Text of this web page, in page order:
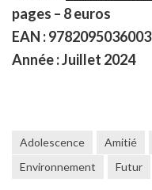
pages – 8 euros
EAN : 9782095036003
Année : Juillet 2024
Adolescence Amitié
Environnement
Futur